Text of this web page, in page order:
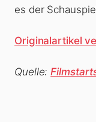
es der
Originalartikel
Quelle: